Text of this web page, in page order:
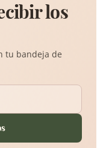
los
tu bandeja de